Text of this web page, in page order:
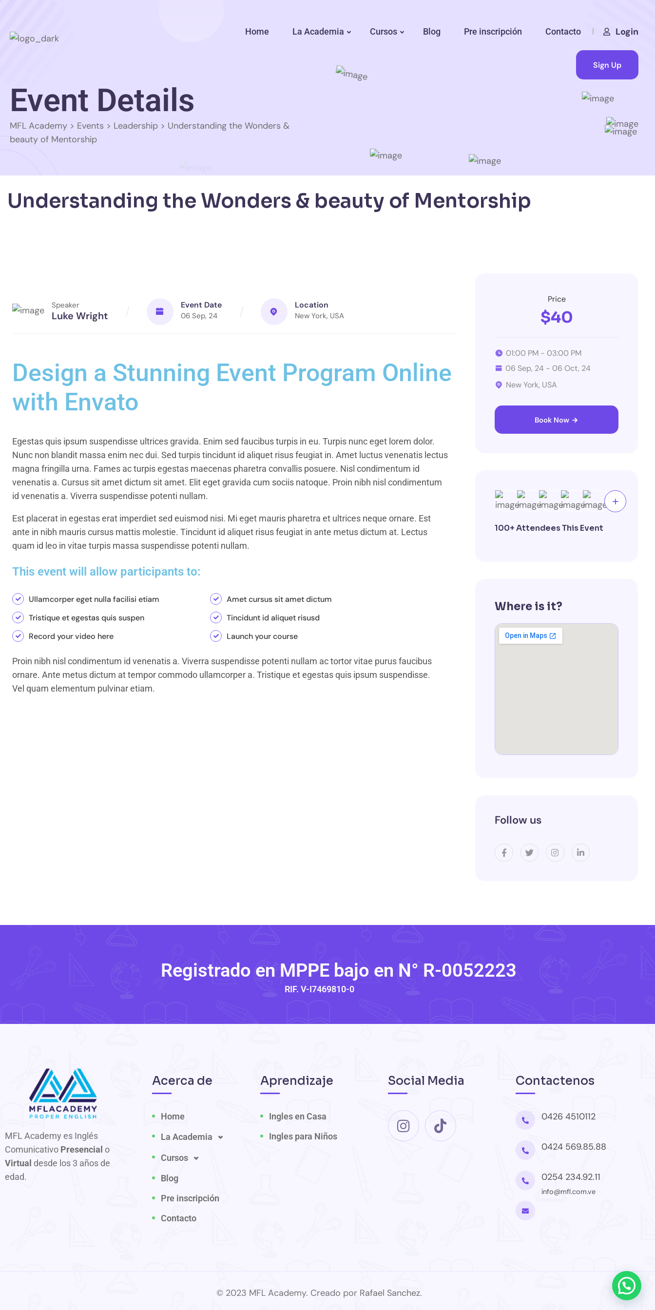
Home La Academia Cursos Blog Pre inscripción Contacto Login
Sign Up
Event Details
MFL Academy > Events > Leadership > Understanding the Wonders &
beauty of Mentorship
Understanding the Wonders & beauty of Mentorship
Speaker
Luke Wright
Event Date
06 Sep, 24
Location
New York, USA
Design a Stunning Event Program Online
with Envato
Egestas quis ipsum suspendisse ultrices gravida. Enim sed faucibus turpis in eu. Turpis nunc eget lorem dolor.
Nunc non blandit massa enim nec dui. Sed turpis tincidunt id aliquet risus feugiat in. Amet luctus venenatis lectus
magna fringilla urna. Fames ac turpis egestas maecenas pharetra convallis posuere. Nisl condimentum id
venenatis a. Cursus sit amet dictum sit amet. Elit eget gravida cum sociis natoque. Proin nibh nisl condimentum
id venenatis a. Viverra suspendisse potenti nullam.
Est placerat in egestas erat imperdiet sed euismod nisi. Mi eget mauris pharetra et ultrices neque ornare. Est
ante in nibh mauris cursus mattis molestie. Tincidunt id aliquet risus feugiat in ante metus dictum at. Lectus
quam id leo in vitae turpis massa suspendisse potenti nullam.
This event will allow participants to:
Ullamcorper eget nulla facilisi etiam
Tristique et egestas quis suspen
Record your video here
Amet cursus sit amet dictum
Tincidunt id aliquet risusd
Launch your course
Proin nibh nisl condimentum id venenatis a. Viverra suspendisse potenti nullam ac tortor vitae purus faucibus
ornare. Ante metus dictum at tempor commodo ullamcorper a. Tristique et egestas quis ipsum suspendisse.
Vel quam elementum pulvinar etiam.
Price
$40
01:00 PM - 03:00 PM
06 Sep, 24 - 06 Oct, 24
New York, USA
Book Now
100+ Attendees This Event
Where is it?
Follow us
Registrado en MPPE bajo en N° R-0052223
RIF. V-I7469810-0
MFL Academy es Inglés
Comunicativo Presencial o
Virtual desde los 3 años de
edad.
Acerca de
Home
La Academia
Cursos
Blog
Pre inscripción
Contacto
Aprendizaje
Ingles en Casa
Ingles para Niños
Social Media Contactenos
0426 4510112
0424 569.85.88
0254 234.92.11
info@mfl.com.ve
© 2023 MFL Academy. Creado por Rafael Sanchez.